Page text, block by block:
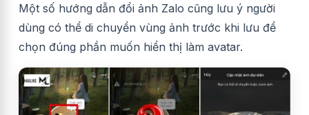
Một số hướng dẫn đổi ảnh Zalo cũng lưu ý người
dùng có thể di chuyển vùng ảnh trước khi lưu để
chọn đúng phần muốn hiển thị làm avatar.